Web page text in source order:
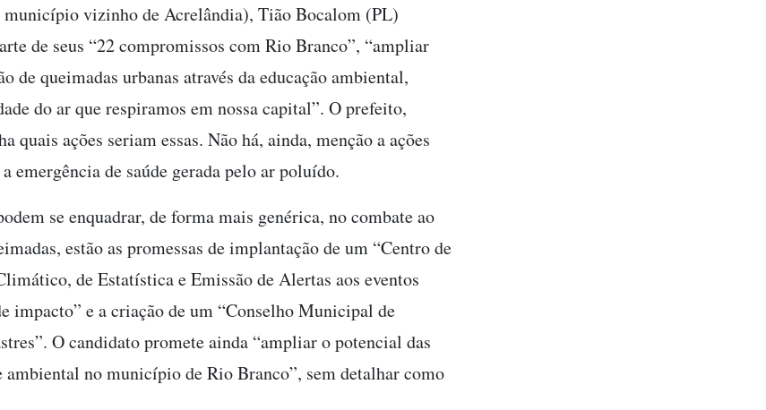
vizinho de Acrelândia), Tião Bocalom (PL)
de seus “22 compromissos com Rio Branco”, “ampliar
de queimadas urbanas através da educação ambiental,
do ar que respiramos em nossa capital”. O prefeito,
quais ações seriam essas. Não há, ainda, menção a ações
emergência de saúde gerada pelo ar poluído.
se enquadrar, de forma mais genérica, no combate ao
estão as promessas de implantação de um “Centro de
de Estatística e Emissão de Alertas aos eventos
impacto” e a criação de um “Conselho Municipal de
O candidato promete ainda “ampliar o potencial das
ambiental no município de Rio Branco”, sem detalhar como